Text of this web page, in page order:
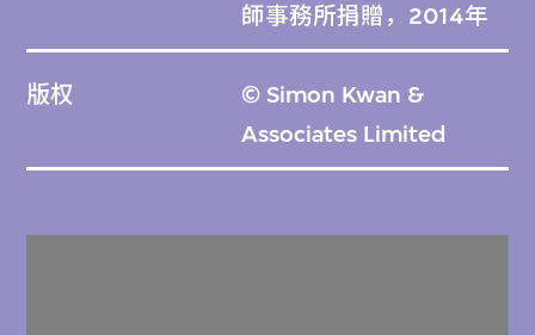
師事務所捐贈，2014年
版权
© Simon Kwan &
Associates Limited